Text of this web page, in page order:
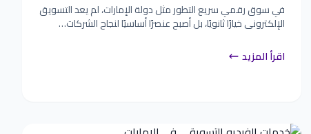
في سوق رقمي سريع التطور مثل دولة الإمارات، لم يعد التسويق
الإلكتروني خيارًا ثانويًا، بل أصبح عنصرًا أساسيًا لنجاح الشركات…
اقرأ المزيد